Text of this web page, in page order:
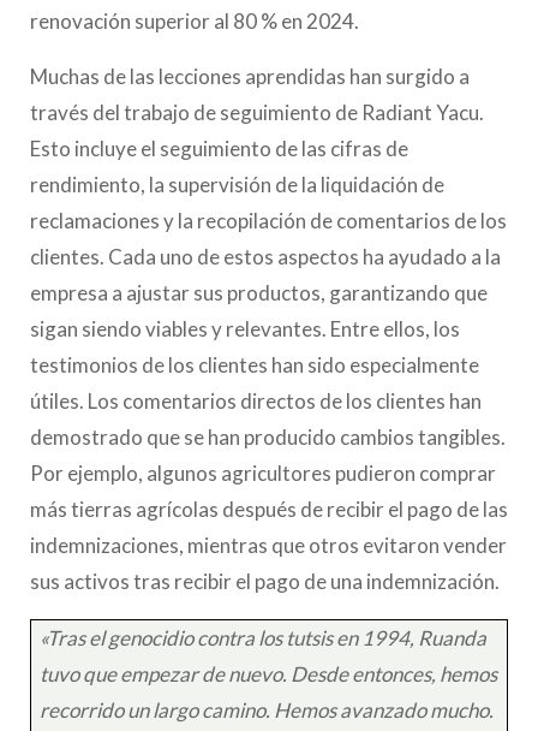
renovación superior al 80 % en 2024.
Muchas de las lecciones aprendidas han surgido a
través del trabajo de seguimiento de Radiant Yacu.
Esto incluye el seguimiento de las cifras de
rendimiento, la supervisión de la liquidación de
reclamaciones y la recopilación de comentarios de los
clientes. Cada uno de estos aspectos ha ayudado a la
empresa a ajustar sus productos, garantizando que
sigan siendo viables y relevantes. Entre ellos, los
testimonios de los clientes han sido especialmente
útiles. Los comentarios directos de los clientes han
demostrado que se han producido cambios tangibles.
Por ejemplo, algunos agricultores pudieron comprar
más tierras agrícolas después de recibir el pago de las
indemnizaciones, mientras que otros evitaron vender
sus activos tras recibir el pago de una indemnización.
«Tras el genocidio contra los tutsis en 1994, Ruanda
tuvo que empezar de nuevo. Desde entonces, hemos
recorrido un largo camino. Hemos avanzado mucho.